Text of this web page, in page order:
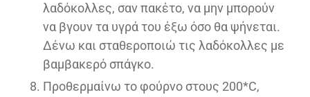
λαδόκολλες, σαν πακέτο, να μην μπορούν
να βγουν τα υγρά του έξω όσο θα ψήνεται.
Δένω και σταθεροποιώ τις λαδόκολλες με
βαμβακερό σπάγκο.
Προθερμαίνω το φούρνο στους 200*C,